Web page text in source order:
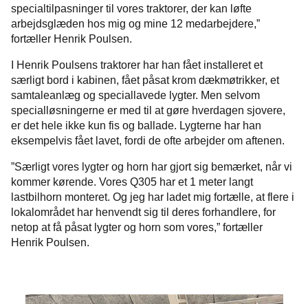
specialtilpasninger til vores traktorer, der kan løfte
arbejdsglæden hos mig og mine 12 medarbejdere,”
fortæller Henrik Poulsen.
I Henrik Poulsens traktorer har han fået installeret et
særligt bord i kabinen, fået påsat krom dækmøtrikker, et
samtaleanlæg og speciallavede lygter. Men selvom
specialløsningerne er med til at gøre hverdagen sjovere,
er det hele ikke kun fis og ballade. Lygterne har han
eksempelvis fået lavet, fordi de ofte arbejder om aftenen.
”Særligt vores lygter og horn har gjort sig bemærket, når vi
kommer kørende. Vores Q305 har et 1 meter langt
lastbilhorn monteret. Og jeg har ladet mig fortælle, at flere i
lokalområdet har henvendt sig til deres forhandlere, for
netop at få påsat lygter og horn som vores,” fortæller
Henrik Poulsen.